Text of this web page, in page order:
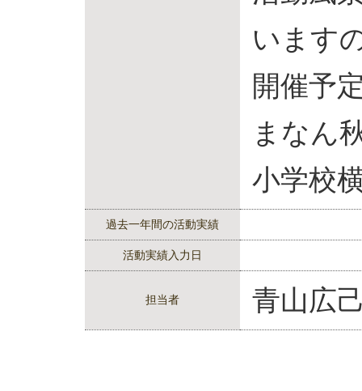
います
開催予
まなん
小学校
過去一年間の活動実績
活動実績入力日
担当者 青山広